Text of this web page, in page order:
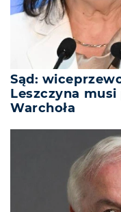
Sąd:
Leszczyna
Warchoła